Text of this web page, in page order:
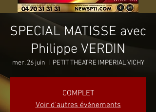
SPECIAL MATISSE avec
Philippe VERDIN
mer. 26 juin PETIT THEATRE IMPERIAL VICHY
COMPLET
Voir d'autres événements